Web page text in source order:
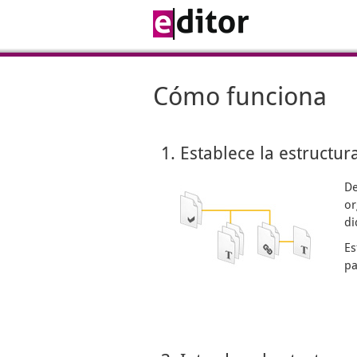
Cómo funciona
1. Establece la